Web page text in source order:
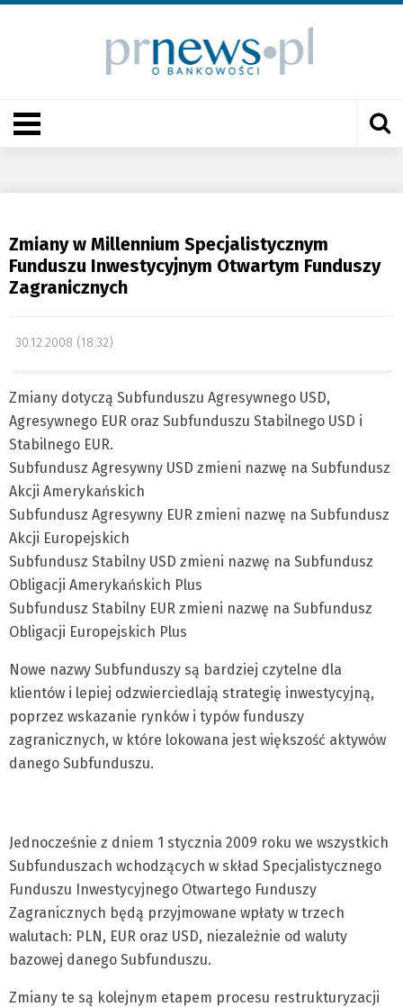
Zmiany w Millennium Specjalistycznym
Funduszu Inwestycyjnym Otwartym Funduszy
Zagranicznych
30.12.2008 (18:32)
Zmiany dotyczą Subfunduszu Agresywnego USD,
Agresywnego EUR oraz Subfunduszu Stabilnego USD i
Stabilnego EUR.
Subfundusz Agresywny USD zmieni nazwę na Subfundusz
Akcji Amerykańskich
Subfundusz Agresywny EUR zmieni nazwę na Subfundusz
Akcji Europejskich
Subfundusz Stabilny USD zmieni nazwę na Subfundusz
Obligacji Amerykańskich Plus
Subfundusz Stabilny EUR zmieni nazwę na Subfundusz
Obligacji Europejskich Plus
Nowe nazwy Subfunduszy są bardziej czytelne dla
klientów i lepiej odzwierciedlają strategię inwestycyjną,
poprzez wskazanie rynków i typów funduszy
zagranicznych, w które lokowana jest większość aktywów
danego Subfunduszu.
Jednocześnie z dniem 1 stycznia 2009 roku we wszystkich
Subfunduszach wchodzących w skład Specjalistycznego
Funduszu Inwestycyjnego Otwartego Funduszy
Zagranicznych będą przyjmowane wpłaty w trzech
walutach: PLN, EUR oraz USD, niezależnie od waluty
bazowej danego Subfunduszu.
Zmiany te są kolejnym etapem procesu restrukturyzacji